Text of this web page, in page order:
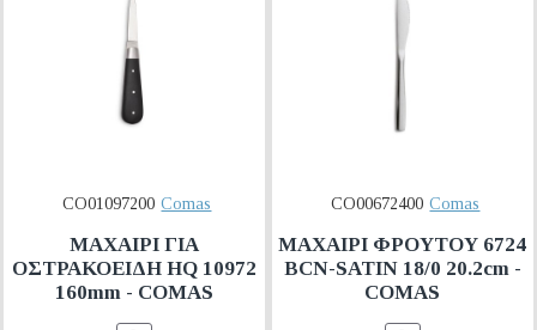
CO01097200 Comas
ΜΑΧΑΙΡΙ ΓΙΑ
ΟΣΤΡΑΚΟΕΙΔΗ HQ 10972
160mm - COMAS
CO00672400 Comas
ΜΑΧΑΙΡΙ ΦΡΟΥΤΟΥ 6724
BCN-SATIN 18/0 20.2cm -
COMAS